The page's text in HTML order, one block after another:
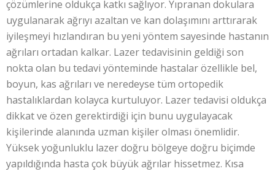
çözümlerine oldukça katkı sağlıyor. Yıpranan dokulara
uygulanarak ağrıyı azaltan ve kan dolaşımını arttırarak
iyileşmeyi hızlandıran bu yeni yöntem sayesinde hastanın
ağrıları ortadan kalkar. Lazer tedavisinin geldiği son
nokta olan bu tedavi yönteminde hastalar özellikle bel,
boyun, kas ağrıları ve neredeyse tüm ortopedik
hastalıklardan kolayca kurtuluyor. Lazer tedavisi oldukça
dikkat ve özen gerektirdiği için bunu uygulayacak
kişilerinde alanında uzman kişiler olması önemlidir.
Yüksek yoğunluklu lazer doğru bölgeye doğru biçimde
yapıldığında hasta çok büyük ağrılar hissetmez. Kısa